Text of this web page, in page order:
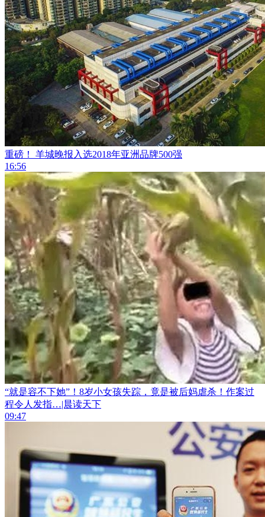
重磅！ 羊城晚报入选2018年亚洲品牌500强
16:56
“就是容不下她”！8岁小女孩失踪，竟是被后妈虐杀！作案过
程令人发指…|晨读天下
09:47